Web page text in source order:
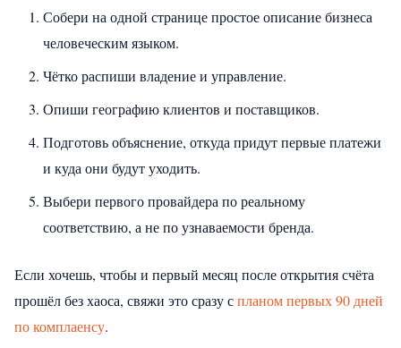
Собери на одной странице простое описание бизнеса
человеческим языком.
Чётко распиши владение и управление.
Опиши географию клиентов и поставщиков.
Подготовь объяснение, откуда придут первые платежи
и куда они будут уходить.
Выбери первого провайдера по реальному
соответствию, а не по узнаваемости бренда.
Если хочешь, чтобы и первый месяц после открытия счёта
прошёл без хаоса, свяжи это сразу спланом первых 90 дней
по комплаенсу.